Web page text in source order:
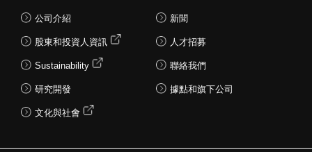
公司介紹
股東和投資人資訊
Sustainability
研究開發
文化與社會
新聞
人才招募
聯絡我們
據點和旗下公司